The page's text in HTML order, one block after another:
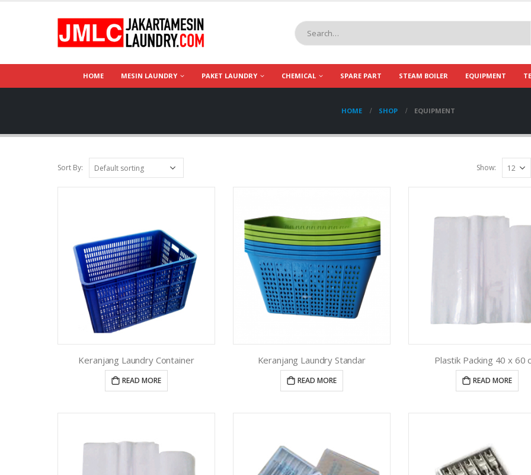
HOME MESIN LAUNDRY PAKET LAUNDRY CHEMICAL SPARE PART STEAM BOILER EQUIPMENT
HOME SHOP EQUIPMENT
Sort By: Show:
Keranjang Laundry Container
READ MORE
Keranjang Laundry Standar
READ MORE
Plastik Packing 40 x 60
READ MORE